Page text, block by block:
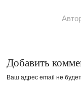
Добавить
Ваш адрес email не будет